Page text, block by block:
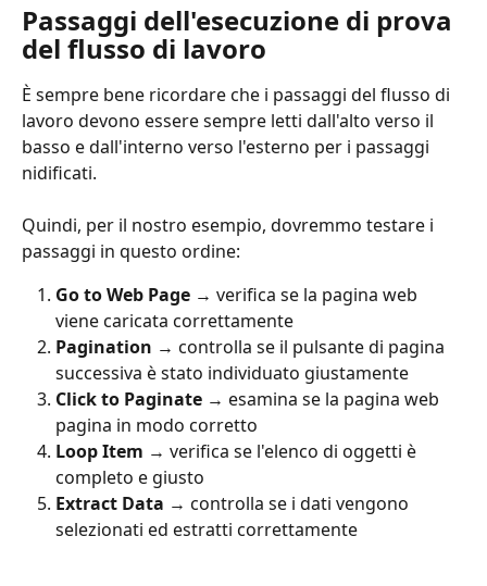
Passaggi dell'esecuzione di prova
del flusso di lavoro
È sempre bene ricordare che i passaggi del flusso di
lavoro devono essere sempre letti dall'alto verso il
basso e dall'interno verso l'esterno per i passaggi
nidificati.
Quindi, per il nostro esempio, dovremmo testare i
passaggi in questo ordine:
Go to Web Page → verifica se la pagina web
viene caricata correttamente
Pagination → controlla se il pulsante di pagina
successiva è stato individuato giustamente
Click to Paginate → esamina se la pagina web
pagina in modo corretto
Loop Item → verifica se l'elenco di oggetti è
completo e giusto
Extract Data → controlla se i dati vengono
selezionati ed estratti correttamente